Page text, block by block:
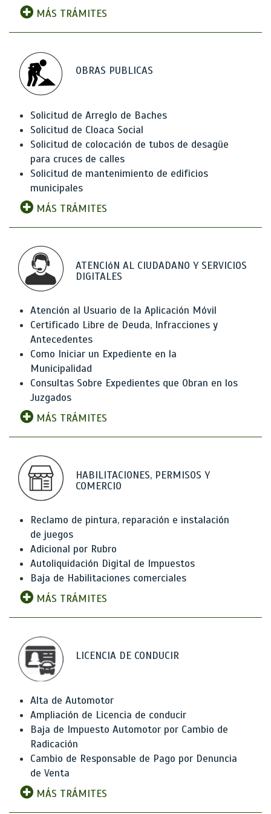
MÁS TRÁMITES
OBRAS PUBLICAS
Solicitud de Arreglo de Baches
Solicitud de Cloaca Social
Solicitud de colocación de tubos de desagüe
para cruces de calles
Solicitud de mantenimiento de edificios
municipales
MÁS TRÁMITES
ATENCIóN AL CIUDADANO Y SERVICIOS
DIGITALES
Atención al Usuario de la Aplicación Móvil
Certificado Libre de Deuda, Infracciones y
Antecedentes
Como Iniciar un Expediente en la
Municipalidad
Consultas Sobre Expedientes que Obran en los
Juzgados
MÁS TRÁMITES
HABILITACIONES, PERMISOS Y
COMERCIO
Reclamo de pintura, reparación e instalación
de juegos
Adicional por Rubro
Autoliquidación Digital de Impuestos
Baja de Habilitaciones comerciales
MÁS TRÁMITES
LICENCIA DE CONDUCIR
Alta de Automotor
Ampliación de Licencia de conducir
Baja de Impuesto Automotor por Cambio de
Radicación
Cambio de Responsable de Pago por Denuncia
de Venta
MÁS TRÁMITES